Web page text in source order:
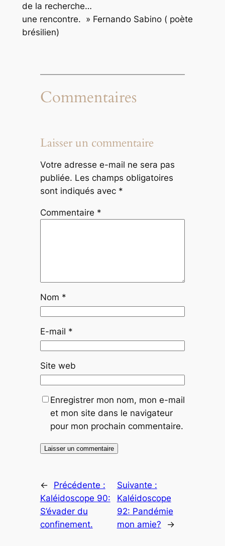
de la recherche…
une rencontre. » Fernando Sabino ( poète
brésilien)
Commentaires
Laisser un commentaire
Votre adresse e-mail ne sera pas
publiée. Les champs obligatoires
sont indiqués avec *
Commentaire *
Nom *
E-mail *
Site web
Enregistrer mon nom, mon e-mail
et mon site dans le navigateur
pour mon prochain commentaire.
←
Précédente :
Kaléidoscope 90:
S’évader du
confinement.
Suivante :
Kaléidoscope
92: Pandémie
mon amie?
→